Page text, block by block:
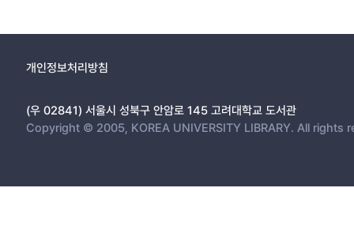
개인정보처리방침
(우 02841) 서울시 성북구 안암로 145 고려대학교 도서관
Copyright © 2005, KOREA UNIVERSITY LIBRARY. All rights